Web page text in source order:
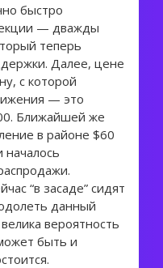
быстро
— дважды
теперь
Далее, цене
с которой
— это
Ближайшей же
в районе $60
началось
“в засаде” сидят
данный
вероятность
быть и